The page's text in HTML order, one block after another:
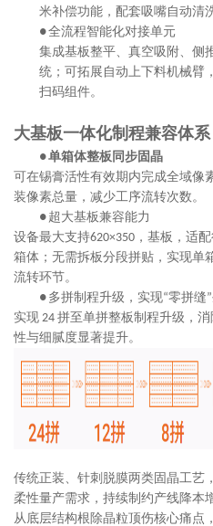
米补偿功能，配套吸嘴自动清
●全流程智能化对接单元
集成基板整平、真空吸附、侧
统；可拓展自动上下料机械臂
扫码组件。
大基板一体化制程兼容体系
●单箱体整板同步固晶
可在锡膏活性有效期内完成全域像
装像素总量，减少工序流转次数。
● 超大基板兼容能力
设备最大支持620×350 ， 基板，适
箱体；无需拆板分段拼贴，实现单
流转环节。
● 多拼制程升级，实现“零拼缝”
实现 24 拼至单拼整板制程升级，
性与细腻度显著提升。
传统正装、针刺脱膜两类固晶工艺
柔性量产需求，持续制约产线降本
从底层结构根除晶粒顶伤核心痛点